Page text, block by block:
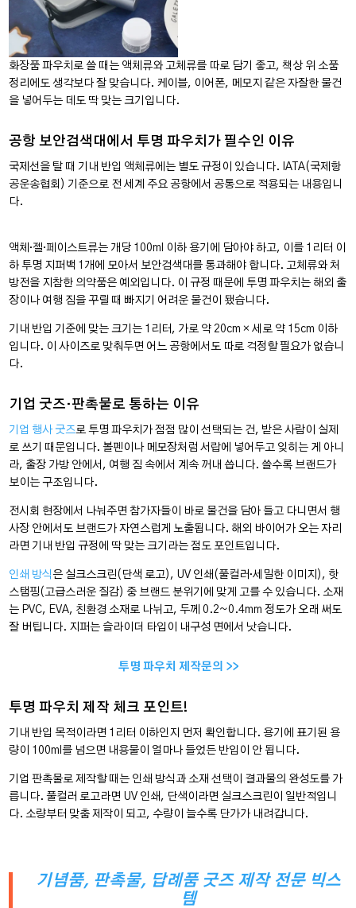
화장품 파우치로 쓸 때는 액체류와 고체류를 따로 담기 좋고, 책상 위 소품
정리에도 생각보다 잘 맞습니다. 케이블, 이어폰, 메모지 같은 자잘한 물건
을 넣어두는 데도 딱 맞는 크기입니다.
공항 보안검색대에서 투명 파우치가 필수인 이유
국제선을 탈 때 기내 반입 액체류에는 별도 규정이 있습니다. IATA(국제항
공운송협회) 기준으로 전 세계 주요 공항에서 공통으로 적용되는 내용입니
다.
액체·젤·페이스트류는 개당 100ml 이하 용기에 담아야 하고, 이를 1리터 이
하 투명 지퍼백 1개에 모아서 보안검색대를 통과해야 합니다. 고체류와 처
방전을 지참한 의약품은 예외입니다. 이 규정 때문에 투명 파우치는 해외 출
장이나 여행 짐을 꾸릴 때 빠지기 어려운 물건이 됐습니다.
기내 반입 기준에 맞는 크기는 1리터, 가로 약 20cm × 세로 약 15cm 이하
입니다. 이 사이즈로 맞춰두면 어느 공항에서도 따로 걱정할 필요가 없습니
다.
기업 굿즈·판촉물로 통하는 이유
기업 행사 굿즈 로 투명 파우치가 점점 많이 선택되는 건, 받은 사람이 실제
로 쓰기 때문입니다. 볼펜이나 메모장처럼 서랍에 넣어두고 잊히는 게 아니
라, 출장 가방 안에서, 여행 짐 속에서 계속 꺼내 씁니다. 쓸수록 브랜드가
보이는 구조입니다.
전시회 현장에서 나눠주면 참가자들이 바로 물건을 담아 들고 다니면서 행
사장 안에서도 브랜드가 자연스럽게 노출됩니다. 해외 바이어가 오는 자리
라면 기내 반입 규정에 딱 맞는 크기라는 점도 포인트입니다.
인쇄 방식은 실크스크린(단색 로고), UV 인쇄(풀컬러·세밀한 이미지), 핫
스탬핑(고급스러운 질감) 중 브랜드 분위기에 맞게 고를 수 있습니다. 소재
는 PVC, EVA, 친환경 소재로 나뉘고, 두께 0.2~0.4mm 정도가 오래 써도
잘 버팁니다. 지퍼는 슬라이더 타입이 내구성 면에서 낫습니다.
투명 파우치 제작문의 >>
투명 파우치 제작 체크 포인트!
기내 반입 목적이라면 1리터 이하인지 먼저 확인합니다. 용기에 표기된 용
량이 100ml를 넘으면 내용물이 얼마나 들었든 반입이 안 됩니다.
기업 판촉물로 제작할 때는 인쇄 방식과 소재 선택이 결과물의 완성도를 가
릅니다. 풀컬러 로고라면 UV 인쇄, 단색이라면 실크스크린이 일반적입니
다. 소량부터 맞춤 제작이 되고, 수량이 늘수록 단가가 내려갑니다.
기념품, 판촉물, 답례품 굿즈 제작 전문 빅스
템